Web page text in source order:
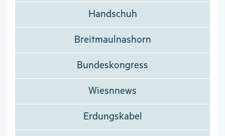
Handschuh
Breitmaulnashorn
Bundeskongress
Wiesnnews
Erdungskabel